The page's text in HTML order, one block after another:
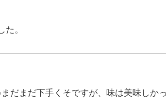
。
だまだ下手くそですが、味は美味しかっ